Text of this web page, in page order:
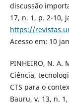
discussão
17, n. 1, p. 2-10,
https://
Acesso em: 10
PINHEIRO, N. A.
Ciência,
CTS para o
Bauru, v. 13, n.